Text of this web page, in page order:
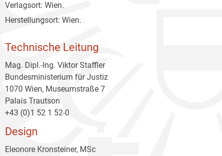
Verlagsort: Wien.
Herstellungsort: Wien.
Technische Leitung
Mag. Dipl.-Ing. Viktor Staffler
Bundesministerium für Justiz
1070 Wien, Museumstraße 7
Palais Trautson
+43 (0)1 52 1 52-0
Design
Eleonore Kronsteiner, MSc